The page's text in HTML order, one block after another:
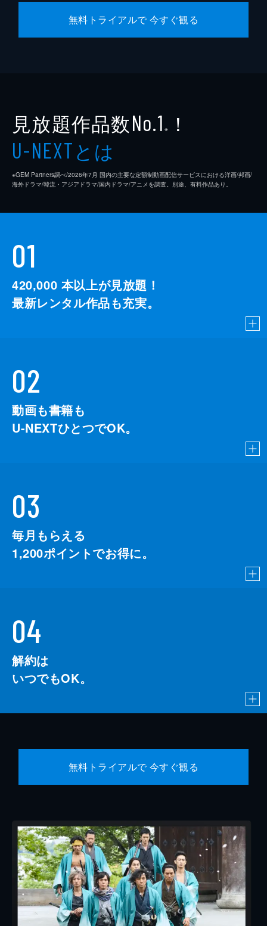
無料トライアルで 今すぐ観る
見放題作品数No.1 ※ ！
U-NEXTとは
※GEM Partners調べ/2026年7⽉ 国内の主要な定額制動画配信サービスにおける洋画/邦画/
海外ドラマ/韓流・アジアドラマ/国内ドラマ/アニメを調査。別途、有料作品あり。
01
420,000 本以上が見放題！
最新レンタル作品も充実。
02
動画も書籍も
U-NEXTひとつでOK。
03
毎月もらえる
1,200ポイントでお得に。
04
解約は
いつでもOK。
無料トライアルで 今すぐ観る